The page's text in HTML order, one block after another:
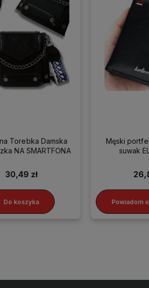
Torebka Damska
NA SMARTFONA
30,49 zł
Do koszyka
Męski
suwak
Powiadom